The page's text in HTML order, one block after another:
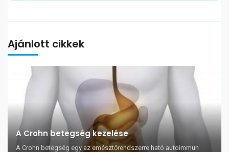
Ajánlott cikkek
A Crohn betegség kezelése
A Crohn betegség egy az emésztőrendszerre ható autoimmun